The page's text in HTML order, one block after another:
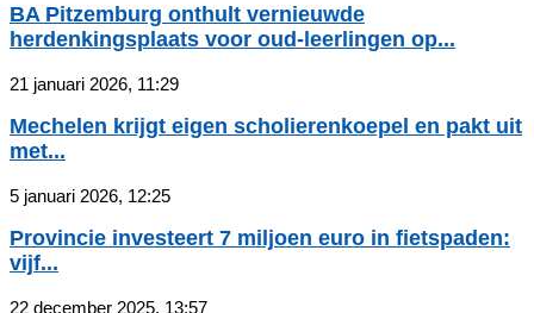
BA Pitzemburg onthult vernieuwde
herdenkingsplaats voor oud-leerlingen op...
21 januari 2026, 11:29
Mechelen krijgt eigen scholierenkoepel en pakt uit
met...
5 januari 2026, 12:25
Provincie investeert 7 miljoen euro in fietspaden:
vijf...
22 december 2025, 13:57